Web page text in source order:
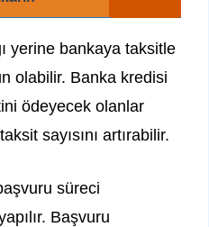
yerine bankaya taksitle
olabilir. Banka kredisi
ödeyecek olanlar
sayısını artırabilir.
süreci
Başvuru